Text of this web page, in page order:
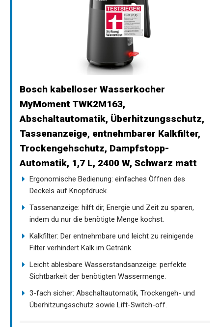
Bosch kabelloser Wasserkocher
MyMoment TWK2M163,
Abschaltautomatik, Überhitzungsschutz,
Tassenanzeige, entnehmbarer Kalkfilter,
Trockengehschutz, Dampfstopp-
Automatik, 1,7 L, 2400 W, Schwarz matt
Ergonomische Bedienung: einfaches Öffnen des
Deckels auf Knopfdruck.
Tassenanzeige: hilft dir, Energie und Zeit zu sparen,
indem du nur die benötigte Menge kochst.
Kalkfilter: Der entnehmbare und leicht zu reinigende
Filter verhindert Kalk im Getränk.
Leicht ablesbare Wasserstandsanzeige: perfekte
Sichtbarkeit der benötigten Wassermenge.
3-fach sicher: Abschaltautomatik, Trockengeh- und
Überhitzungsschutz sowie Lift-Switch-off.